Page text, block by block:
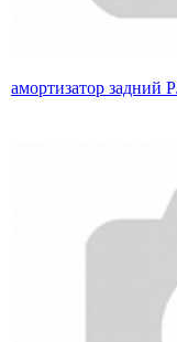
амортизатор задний